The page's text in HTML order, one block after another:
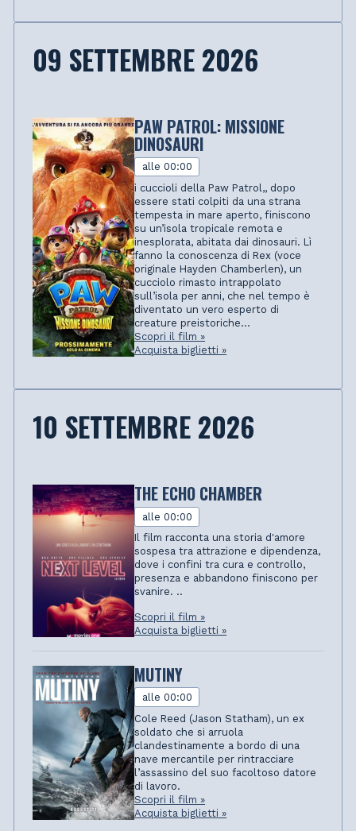
09 SETTEMBRE 2026
PAW PATROL: MISSIONE
DINOSAURI
alle 00:00
i cuccioli della Paw Patrol,, dopo
essere stati colpiti da una strana
tempesta in mare aperto, finiscono
su un’isola tropicale remota e
inesplorata, abitata dai dinosauri. Lì
fanno la conoscenza di Rex (voce
originale Hayden Chamberlen), un
cucciolo rimasto intrappolato
sull’isola per anni, che nel tempo è
diventato un vero esperto di
creature preistoriche...
Scopri il film »
Acquista biglietti »
10 SETTEMBRE 2026
THE ECHO CHAMBER
alle 00:00
Il film racconta una storia d'amore
sospesa tra attrazione e dipendenza,
dove i confini tra cura e controllo,
presenza e abbandono finiscono per
svanire. ..
Scopri il film »
Acquista biglietti »
MUTINY
alle 00:00
Cole Reed (Jason Statham), un ex
soldato che si arruola
clandestinamente a bordo di una
nave mercantile per rintracciare
l’assassino del suo facoltoso datore
di lavoro.
Scopri il film »
Acquista biglietti »